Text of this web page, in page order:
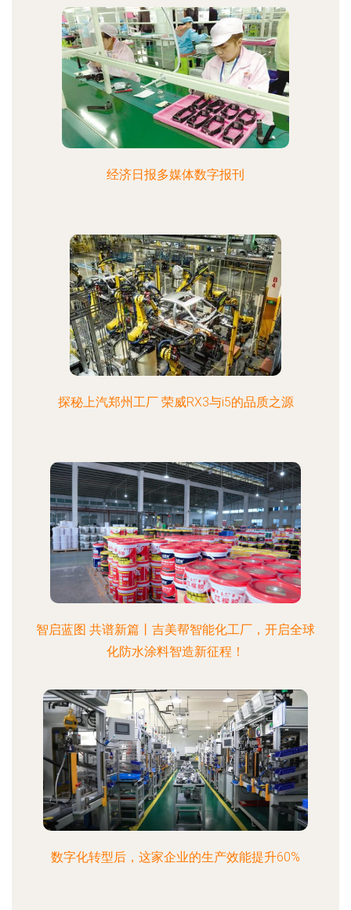
经济日报多媒体数字报刊
探秘上汽郑州工厂 荣威RX3与i5的品质之源
智启蓝图 共谱新篇丨吉美帮智能化工厂，开启全球
化防水涂料智造新征程！
数字化转型后，这家企业的生产效能提升60%